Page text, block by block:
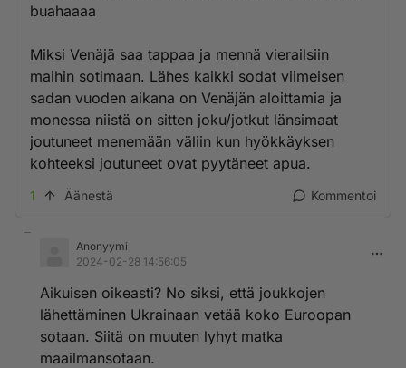
buahaaaa
Miksi Venäjä saa tappaa ja mennä vierailsiin
maihin sotimaan. Lähes kaikki sodat viimeisen
sadan vuoden aikana on Venäjän aloittamia ja
monessa niistä on sitten joku/jotkut länsimaat
joutuneet menemään väliin kun hyökkäyksen
kohteeksi joutuneet ovat pyytäneet apua.
1 Äänestä Kommentoi
Anonyymi
2024-02-28 14:56:05
Aikuisen oikeasti? No siksi, että joukkojen
lähettäminen Ukrainaan vetää koko Euroopan
sotaan. Siitä on muuten lyhyt matka
maailmansotaan.